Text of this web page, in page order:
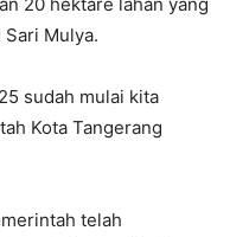
Mulya.
sudah mulai kita
Kota Tangerang
telah